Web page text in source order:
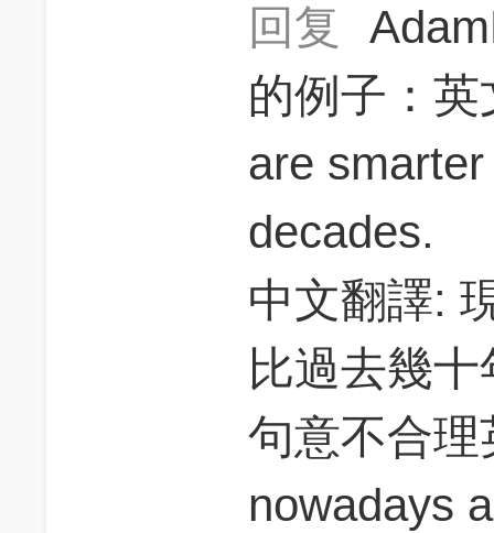
回复
的例子：
are
decades.
中文翻譯:
比過去幾
句意不合
nowadays